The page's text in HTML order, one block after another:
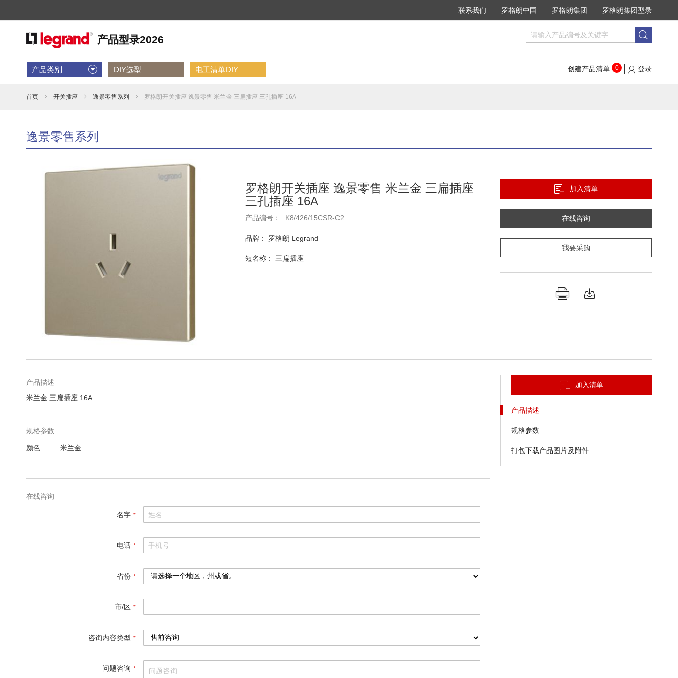
联系我们 罗格朗中国 罗格朗集团 罗格朗集团型录
搜
创建产品清单
0 登录
产品类别 DIY选型 电工清单DIY
首页 开关插座 逸景零售系列 罗格朗开关插座 逸景零售 米兰金 三扁插座 三孔插座 16A
逸景零售系列
罗格朗开关插座 逸景零售 米兰金 三扁插座
三孔插座 16A
产品编号： K8/426/15CSR-C2
品牌： 罗格朗 Legrand
短名称： 三扁插座
加入清单
在线咨询
我要采购
转
图
库
的
头
加入清单
产品描述
规格参数
打包下载产品图片及附件
产品描述
米兰金 三扁插座 16A
规格参数
规
颜色 米兰金
在线咨询
名字
电话
省份
市/区
咨询内容类型
问题咨询